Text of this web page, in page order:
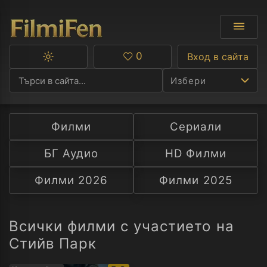
Избери
Ф
С
А
Превключване
тъмна
тема
Любими
0 Вход в сайта
Филми
Сериали
БГ Аудио
HD Филми
Филми 2026
Филми 2025
Всички филми с участието на
Стийв Парк